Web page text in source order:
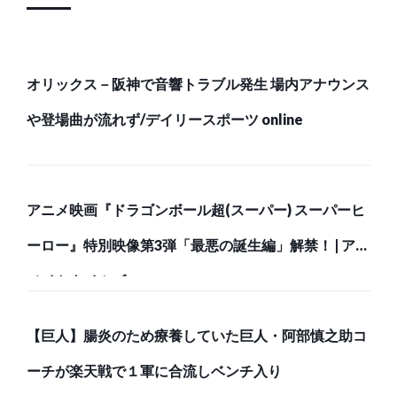
オリックス－阪神で音響トラブル発生 場内アナウンス
や登場曲が流れず/デイリースポーツ online
アニメ映画『ドラゴンボール超(スーパー) スーパーヒ
ーロー』特別映像第3弾「最悪の誕生編」解禁！ | アニ
メイトタイムズ
【巨人】腸炎のため療養していた巨人・阿部慎之助コ
ーチが楽天戦で１軍に合流しベンチ入り